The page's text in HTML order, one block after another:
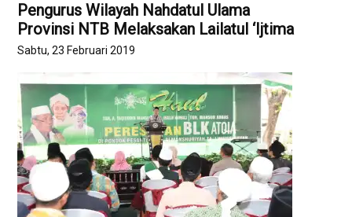
Pengurus Wilayah Nahdatul Ulama
Provinsi NTB Melaksakan Lailatul ‘Ijtima
Sabtu, 23 Februari 2019